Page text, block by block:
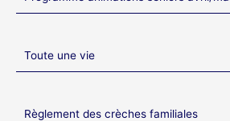
Toute une vie
Règlement des crèches familiales